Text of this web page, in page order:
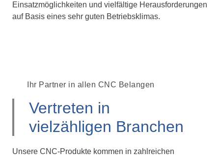
Einsatzmöglichkeiten und vielfältige Herausforderungen
auf Basis eines sehr guten Betriebsklimas.
Ihr Partner in allen CNC Belangen
Vertreten in
vielzähligen Branchen
Unsere CNC-Produkte kommen in zahlreichen